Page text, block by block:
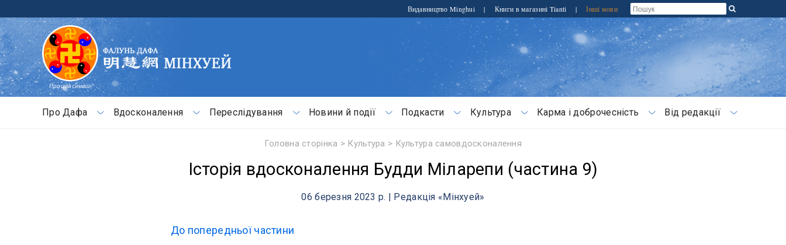
Видавництво Minghui | Книги в магазині Tianti | Інші мови
Про Дафа Вдосконалення Переслідування Новини й події Подкасти Культура Карма і доброчесність Від редакції
Головна сторінка > Культура > Культура самовдосконалення
Історія вдосконалення Будди Міларепи (частина 9)
06 березня 2023 р. | Редакція «Мінхуей»
До попередньої частини